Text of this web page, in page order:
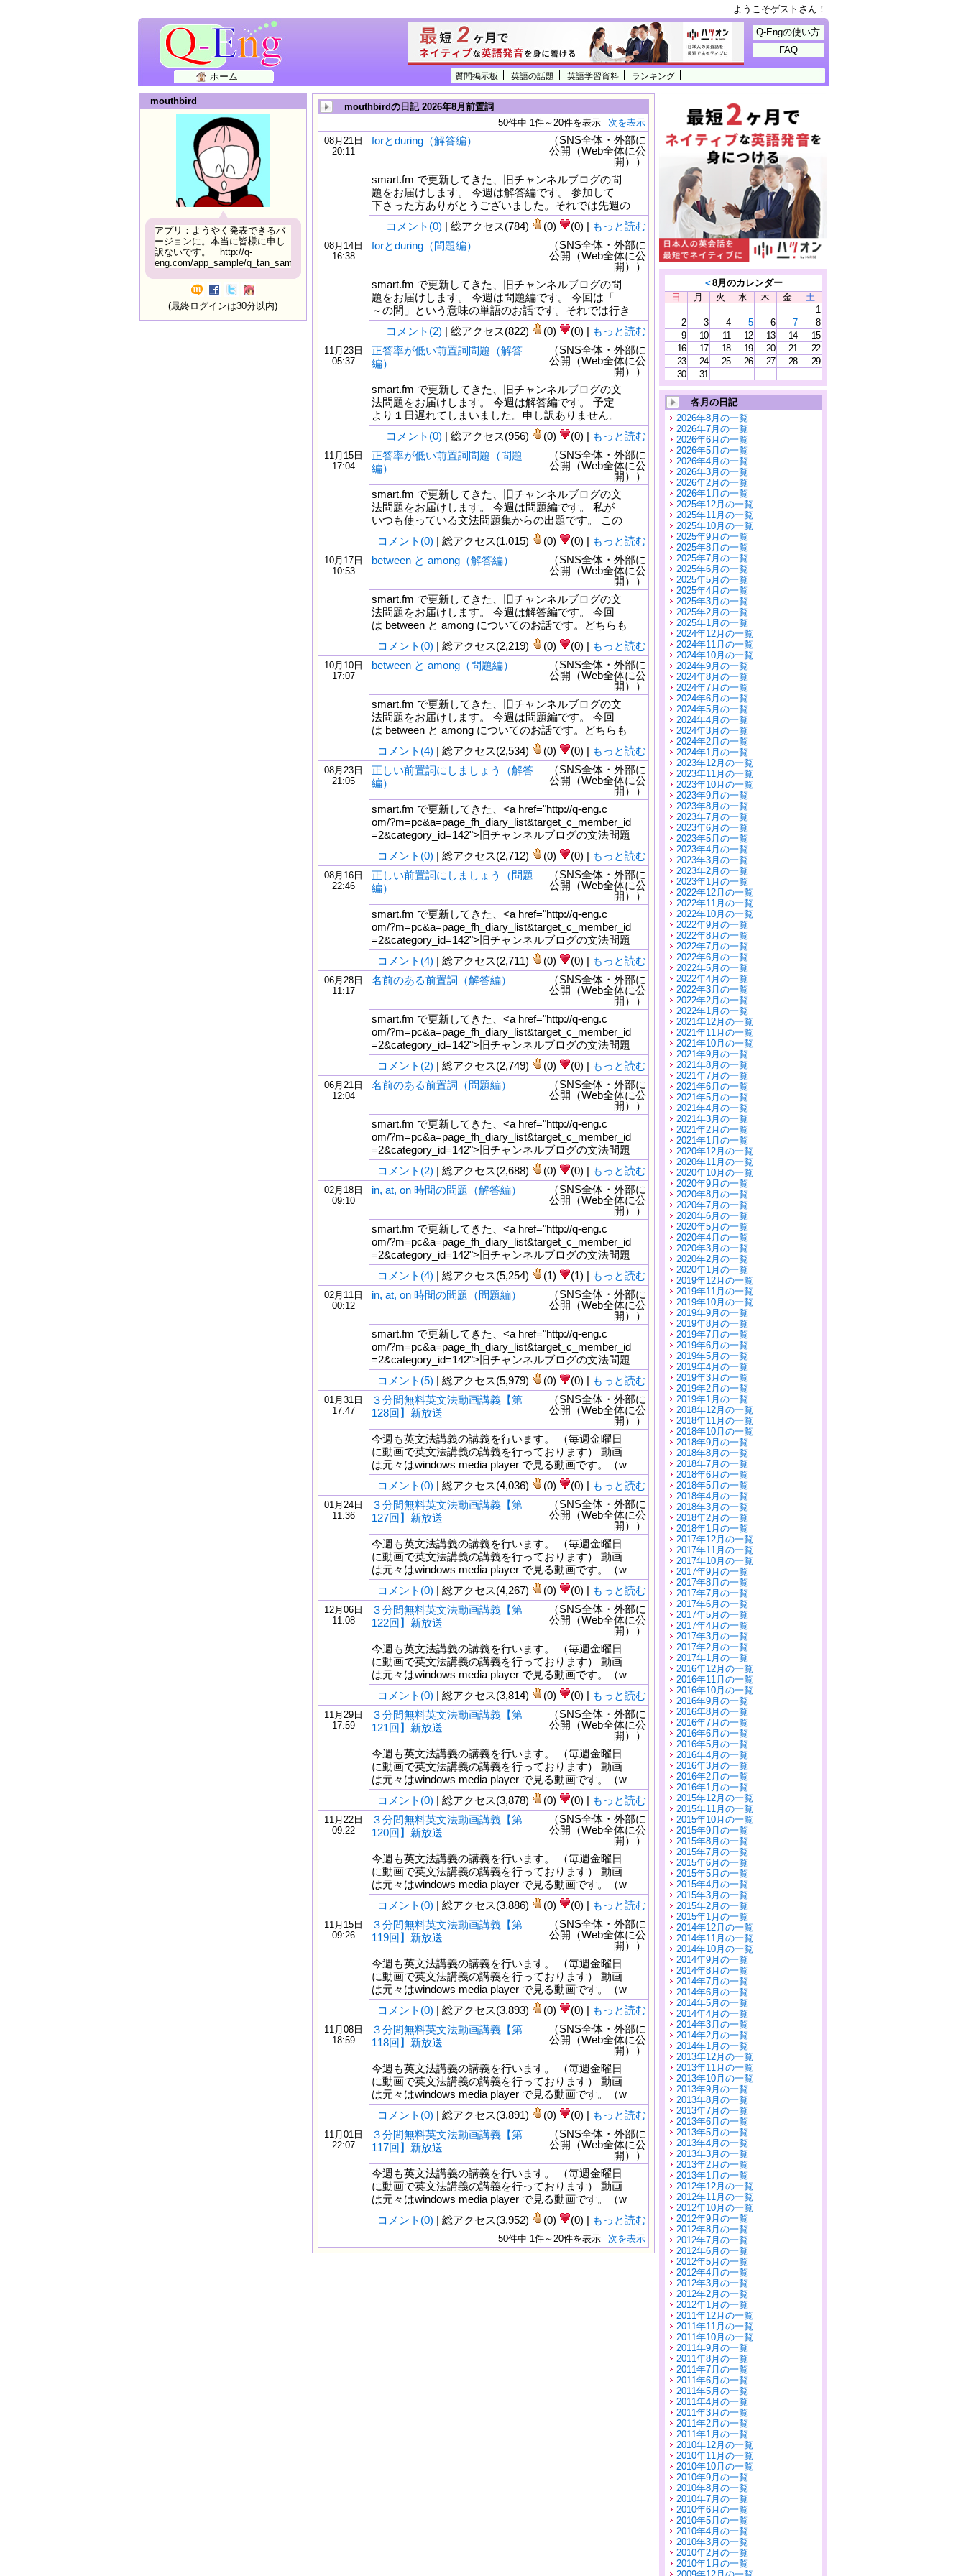
ようこそゲストさん！
質問掲示板 英語の話題 英語学習資料 ランキング
ホーム
Q-Engの使い方
FAQ
mouthbird
アプリ：ようやく発表できるバ
ージョンに。本当に皆様に申し
訳ないです。 http://q-
eng.com/app_sample/q_tan_sample06.html
(最終ログインは30分以内)
mouthbirdの日記 2026年8月前置詞
50件中 1件～20件を表示
次を表示
08月21日
20:11
forとduring（解答編）
（SNS全体・外部に
公開（Web全体に公
開））
smart.fm で更新してきた、旧チャンネルブログの問
題をお届けします。 今週は解答編です。 参加して
下さった方ありがとうございました。それでは先週の
コメント(0) | 総アクセス(784) (0) (0) | もっと読む
08月14日
16:38
forとduring（問題編）
（SNS全体・外部に
公開（Web全体に公
開））
smart.fm で更新してきた、旧チャンネルブログの問
題をお届けします。 今週は問題編です。 今回は「
～の間」という意味の単語のお話です。それでは行き
コメント(2) | 総アクセス(822) (0) (0) | もっと読む
11月23日
05:37
正答率が低い前置詞問題（解答
編）
（SNS全体・外部に
公開（Web全体に公
開））
smart.fm で更新してきた、旧チャンネルブログの文
法問題をお届けします。 今週は解答編です。 予定
より１日遅れてしまいました。申し訳ありません。
コメント(0) | 総アクセス(956) (0) (0) | もっと読む
11月15日
17:04
正答率が低い前置詞問題（問題
編）
（SNS全体・外部に
公開（Web全体に公
開））
smart.fm で更新してきた、旧チャンネルブログの文
法問題をお届けします。 今週は問題編です。 私が
いつも使っている文法問題集からの出題です。 この
コメント(0) | 総アクセス(1,015) (0) (0) | もっと読む
10月17日
10:53
between と among（解答編）
（SNS全体・外部に
公開（Web全体に公
開））
smart.fm で更新してきた、旧チャンネルブログの文
法問題をお届けします。 今週は解答編です。 今回
は between と among についてのお話です。どちらも
コメント(0) | 総アクセス(2,219) (0) (0) | もっと読む
10月10日
17:07
between と among（問題編）
（SNS全体・外部に
公開（Web全体に公
開））
smart.fm で更新してきた、旧チャンネルブログの文
法問題をお届けします。 今週は問題編です。 今回
は between と among についてのお話です。どちらも
コメント(4) | 総アクセス(2,534) (0) (0) | もっと読む
08月23日
21:05
正しい前置詞にしましょう（解答
編）
（SNS全体・外部に
公開（Web全体に公
開））
smart.fm で更新してきた、<a href="http://q-eng.c
om/?m=pc&a=page_fh_diary_list&target_c_member_id
=2&category_id=142">旧チャンネルブログの文法問題
コメント(0) | 総アクセス(2,712) (0) (0) | もっと読む
08月16日
22:46
正しい前置詞にしましょう（問題
編）
（SNS全体・外部に
公開（Web全体に公
開））
smart.fm で更新してきた、<a href="http://q-eng.c
om/?m=pc&a=page_fh_diary_list&target_c_member_id
=2&category_id=142">旧チャンネルブログの文法問題
コメント(4) | 総アクセス(2,711) (0) (0) | もっと読む
06月28日
11:17
名前のある前置詞（解答編）
（SNS全体・外部に
公開（Web全体に公
開））
smart.fm で更新してきた、<a href="http://q-eng.c
om/?m=pc&a=page_fh_diary_list&target_c_member_id
=2&category_id=142">旧チャンネルブログの文法問題
コメント(2) | 総アクセス(2,749) (0) (0) | もっと読む
06月21日
12:04
名前のある前置詞（問題編）
（SNS全体・外部に
公開（Web全体に公
開））
smart.fm で更新してきた、<a href="http://q-eng.c
om/?m=pc&a=page_fh_diary_list&target_c_member_id
=2&category_id=142">旧チャンネルブログの文法問題
コメント(2) | 総アクセス(2,688) (0) (0) | もっと読む
02月18日
09:10
in, at, on 時間の問題（解答編）
（SNS全体・外部に
公開（Web全体に公
開））
smart.fm で更新してきた、<a href="http://q-eng.c
om/?m=pc&a=page_fh_diary_list&target_c_member_id
=2&category_id=142">旧チャンネルブログの文法問題
コメント(4) | 総アクセス(5,254) (1) (1) | もっと読む
02月11日
00:12
in, at, on 時間の問題（問題編）
（SNS全体・外部に
公開（Web全体に公
開））
smart.fm で更新してきた、<a href="http://q-eng.c
om/?m=pc&a=page_fh_diary_list&target_c_member_id
=2&category_id=142">旧チャンネルブログの文法問題
コメント(5) | 総アクセス(5,979) (0) (0) | もっと読む
01月31日
17:47
３分間無料英文法動画講義【第
128回】新放送
（SNS全体・外部に
公開（Web全体に公
開））
今週も英文法講義の講義を行います。 （毎週金曜日
に動画で英文法講義の講義を行っております） 動画
は元々はwindows media player で見る動画です。（w
コメント(0) | 総アクセス(4,036) (0) (0) | もっと読む
01月24日
11:36
３分間無料英文法動画講義【第
127回】新放送
（SNS全体・外部に
公開（Web全体に公
開））
今週も英文法講義の講義を行います。 （毎週金曜日
に動画で英文法講義の講義を行っております） 動画
は元々はwindows media player で見る動画です。（w
コメント(0) | 総アクセス(4,267) (0) (0) | もっと読む
12月06日
11:08
３分間無料英文法動画講義【第
122回】新放送
（SNS全体・外部に
公開（Web全体に公
開））
今週も英文法講義の講義を行います。 （毎週金曜日
に動画で英文法講義の講義を行っております） 動画
は元々はwindows media player で見る動画です。（w
コメント(0) | 総アクセス(3,814) (0) (0) | もっと読む
11月29日
17:59
３分間無料英文法動画講義【第
121回】新放送
（SNS全体・外部に
公開（Web全体に公
開））
今週も英文法講義の講義を行います。 （毎週金曜日
に動画で英文法講義の講義を行っております） 動画
は元々はwindows media player で見る動画です。（w
コメント(0) | 総アクセス(3,878) (0) (0) | もっと読む
11月22日
09:22
３分間無料英文法動画講義【第
120回】新放送
（SNS全体・外部に
公開（Web全体に公
開））
今週も英文法講義の講義を行います。 （毎週金曜日
に動画で英文法講義の講義を行っております） 動画
は元々はwindows media player で見る動画です。（w
コメント(0) | 総アクセス(3,886) (0) (0) | もっと読む
11月15日
09:26
３分間無料英文法動画講義【第
119回】新放送
（SNS全体・外部に
公開（Web全体に公
開））
今週も英文法講義の講義を行います。 （毎週金曜日
に動画で英文法講義の講義を行っております） 動画
は元々はwindows media player で見る動画です。（w
コメント(0) | 総アクセス(3,893) (0) (0) | もっと読む
11月08日
18:59
３分間無料英文法動画講義【第
118回】新放送
（SNS全体・外部に
公開（Web全体に公
開））
今週も英文法講義の講義を行います。 （毎週金曜日
に動画で英文法講義の講義を行っております） 動画
は元々はwindows media player で見る動画です。（w
コメント(0) | 総アクセス(3,891) (0) (0) | もっと読む
11月01日
22:07
３分間無料英文法動画講義【第
117回】新放送
（SNS全体・外部に
公開（Web全体に公
開））
今週も英文法講義の講義を行います。 （毎週金曜日
に動画で英文法講義の講義を行っております） 動画
は元々はwindows media player で見る動画です。（w
コメント(0) | 総アクセス(3,952) (0) (0) | もっと読む
50件中 1件～20件を表示 次を表示
＜8月のカレンダー
日
月 火 水 木 金
土
1
2
3 4 5 6 7
8
9
10 11 12 13 14
15
16
17 18 19 20 21
22
23
24 25 26 27 28
29
30
31
各月の日記
2026年8月の一覧
2026年7月の一覧
2026年6月の一覧
2026年5月の一覧
2026年4月の一覧
2026年3月の一覧
2026年2月の一覧
2026年1月の一覧
2025年12月の一覧
2025年11月の一覧
2025年10月の一覧
2025年9月の一覧
2025年8月の一覧
2025年7月の一覧
2025年6月の一覧
2025年5月の一覧
2025年4月の一覧
2025年3月の一覧
2025年2月の一覧
2025年1月の一覧
2024年12月の一覧
2024年11月の一覧
2024年10月の一覧
2024年9月の一覧
2024年8月の一覧
2024年7月の一覧
2024年6月の一覧
2024年5月の一覧
2024年4月の一覧
2024年3月の一覧
2024年2月の一覧
2024年1月の一覧
2023年12月の一覧
2023年11月の一覧
2023年10月の一覧
2023年9月の一覧
2023年8月の一覧
2023年7月の一覧
2023年6月の一覧
2023年5月の一覧
2023年4月の一覧
2023年3月の一覧
2023年2月の一覧
2023年1月の一覧
2022年12月の一覧
2022年11月の一覧
2022年10月の一覧
2022年9月の一覧
2022年8月の一覧
2022年7月の一覧
2022年6月の一覧
2022年5月の一覧
2022年4月の一覧
2022年3月の一覧
2022年2月の一覧
2022年1月の一覧
2021年12月の一覧
2021年11月の一覧
2021年10月の一覧
2021年9月の一覧
2021年8月の一覧
2021年7月の一覧
2021年6月の一覧
2021年5月の一覧
2021年4月の一覧
2021年3月の一覧
2021年2月の一覧
2021年1月の一覧
2020年12月の一覧
2020年11月の一覧
2020年10月の一覧
2020年9月の一覧
2020年8月の一覧
2020年7月の一覧
2020年6月の一覧
2020年5月の一覧
2020年4月の一覧
2020年3月の一覧
2020年2月の一覧
2020年1月の一覧
2019年12月の一覧
2019年11月の一覧
2019年10月の一覧
2019年9月の一覧
2019年8月の一覧
2019年7月の一覧
2019年6月の一覧
2019年5月の一覧
2019年4月の一覧
2019年3月の一覧
2019年2月の一覧
2019年1月の一覧
2018年12月の一覧
2018年11月の一覧
2018年10月の一覧
2018年9月の一覧
2018年8月の一覧
2018年7月の一覧
2018年6月の一覧
2018年5月の一覧
2018年4月の一覧
2018年3月の一覧
2018年2月の一覧
2018年1月の一覧
2017年12月の一覧
2017年11月の一覧
2017年10月の一覧
2017年9月の一覧
2017年8月の一覧
2017年7月の一覧
2017年6月の一覧
2017年5月の一覧
2017年4月の一覧
2017年3月の一覧
2017年2月の一覧
2017年1月の一覧
2016年12月の一覧
2016年11月の一覧
2016年10月の一覧
2016年9月の一覧
2016年8月の一覧
2016年7月の一覧
2016年6月の一覧
2016年5月の一覧
2016年4月の一覧
2016年3月の一覧
2016年2月の一覧
2016年1月の一覧
2015年12月の一覧
2015年11月の一覧
2015年10月の一覧
2015年9月の一覧
2015年8月の一覧
2015年7月の一覧
2015年6月の一覧
2015年5月の一覧
2015年4月の一覧
2015年3月の一覧
2015年2月の一覧
2015年1月の一覧
2014年12月の一覧
2014年11月の一覧
2014年10月の一覧
2014年9月の一覧
2014年8月の一覧
2014年7月の一覧
2014年6月の一覧
2014年5月の一覧
2014年4月の一覧
2014年3月の一覧
2014年2月の一覧
2014年1月の一覧
2013年12月の一覧
2013年11月の一覧
2013年10月の一覧
2013年9月の一覧
2013年8月の一覧
2013年7月の一覧
2013年6月の一覧
2013年5月の一覧
2013年4月の一覧
2013年3月の一覧
2013年2月の一覧
2013年1月の一覧
2012年12月の一覧
2012年11月の一覧
2012年10月の一覧
2012年9月の一覧
2012年8月の一覧
2012年7月の一覧
2012年6月の一覧
2012年5月の一覧
2012年4月の一覧
2012年3月の一覧
2012年2月の一覧
2012年1月の一覧
2011年12月の一覧
2011年11月の一覧
2011年10月の一覧
2011年9月の一覧
2011年8月の一覧
2011年7月の一覧
2011年6月の一覧
2011年5月の一覧
2011年4月の一覧
2011年3月の一覧
2011年2月の一覧
2011年1月の一覧
2010年12月の一覧
2010年11月の一覧
2010年10月の一覧
2010年9月の一覧
2010年8月の一覧
2010年7月の一覧
2010年6月の一覧
2010年5月の一覧
2010年4月の一覧
2010年3月の一覧
2010年2月の一覧
2010年1月の一覧